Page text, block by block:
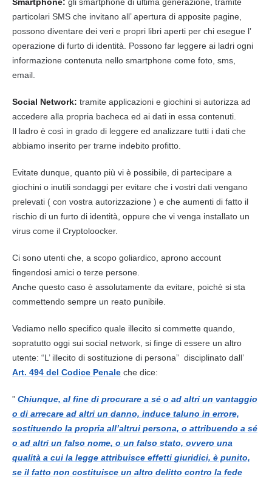
particolari SMS che invitano all’ apertura di apposite pagine,
possono diventare dei veri e propri libri aperti per chi esegue l’
operazione di furto di identità. Possono far leggere ai ladri ogni
informazione contenuta nello smartphone come foto, sms
email.
Social Network: tramite applicazioni e giochini si autorizza ad
accedere alla propria bacheca ed ai dati in essa contenuti.
Il ladro è così in grado di leggere ed analizzare tutti i dati che
abbiamo inserito per trarne indebito profitto.
Evitate dunque, quanto più vi è possibile, di partecipare a
giochini o inutili sondaggi per evitare che i vostri dati vengano
prelevati ( con vostra autorizzazione ) e che aumenti di fatto il
rischio di un furto di identità, oppure che vi venga installato un
virus come il Cryptoloocker.
Ci sono utenti che, a scopo goliardico, aprono account
fingendosi amici o terze persone.
Anche questo caso è assolutamente da evitare, poichè si sta
commettendo sempre un reato punibile.
Vediamo nello specifico quale illecito si commette quando,
sopratutto oggi sui social network, si finge di essere un altro
utente: “L’ illecito di sostituzione di persona” disciplinato dall’
Art. 494 del Codice Penale che dice:
” Chiunque, al fine di procurare a sé o ad altri un vantaggio
o di arrecare ad altri un danno, induce taluno in errore,
sostituendo la propria all’altrui persona, o attribuendo a sé
o ad altri un falso nome, o un falso stato, ovvero una
qualità a cui la legge attribuisce effetti giuridici, è punito,
se il fatto non costituisce un altro delitto contro la fede